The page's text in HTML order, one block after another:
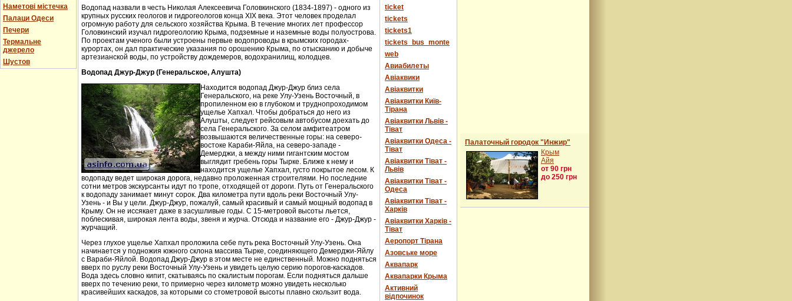
Наметові містечка
Палаци Одеси
Печери
Термальне
джерело
Шустов
Водопад назвали в честь Николая Алексеевича Головкинского (1834-1897) - одного из
крупных русских геологов и гидрогеологов конца XIX века. Этот человек проделал
огромную работу для сельского хозяйства Крыма. В течение многих лет профессор
Головкинский изучал гидрогеологию Крыма, подземные и наземные воды полуострова.
По проектам ученого были устроены первые водопроводы в крымских городах-
курортах, он дал практические указания по орошению Крыма, по отысканию и добыче
артезианской воды, по устройству дождемеров, водохранилищ, колодцев.
Водопад Джур-Джур (Генеральское, Алушта)
Находится водопад Джур-Джур близ села
Генеральского, на реке Улу-Узень Восточный, в
пропиленном ею в глубоком и труднопроходимом
ущелье Хапхал. Чтобы добраться до него из
Алушты, следует рейсовым автобусом доехать до
села Генеральского. За селом амфитеатром
возвышаются величественные горы: на северо-
востоке Караби-Яйла, на северо-западе -
Демерджи, а между ними гигантским мостом
выглядит гребень горы Тырке. Ближе к нему и
находится ущелье Хапхал, густо покрытое лесом. К
водопаду ведет широкая дорога, недавно проложенная строителями. Но последние
сотни метров экскурсанты идут по тропе, отходящей от дороги. Путь от Генеральского
к водопаду занимает минут сорок. Два километра пути вдоль реки Восточный Улу-
Узень - и Вы у цели. Джур-Джур, пожалуй, самый красивый и самый мощный водопад в
Крыму. Он не иссякает даже в засушливые годы. С 15-метровой высоты льется,
поблескивая, широкая лента воды, звеня и журча. Отсюда и название его - Джур-Джур -
журчащий.
Через глухое ущелье Хапхал проложила себе путь река Восточный Улу-Узень. Она
начинается у подножия южного склона массива Тырке, соединяющего Демерджи-Яйлу
с Вараби-Яйлой. Водопад Джур-Джур в этом месте не единственный. Можно подняться
вверх по руслу реки Восточный Улу-Узень и увидеть целую серию порогов-каскадов.
Вода здесь словно кипит, скатываясь по скалистым порогам. Если подняться дальше
вверх по течению реки, то примерно через километр можно увидеть несколько
красивейших каскадов, за которыми со стометровой высоты плавно скользит вода.
ticket
tickets
tickets1
tickets_bus_monte
web
Авиабилеты
Авіаквики
Авіаквитки
Авіаквитки Київ-
Тірана
Авіаквитки Львів -
Тіват
Авіаквитки Одеса -
Тіват
Авіаквитки Тіват -
Львів
Авіаквитки Тіват -
Одеса
Авіаквитки Тіват -
Харків
Авіаквитки Харків -
Тіват
Аеропорт Тірана
Азовське море
Аквапарк
Аквапарки Крыма
Активний
відпочинок
Палаточный городок "Инжир"
Крым
Айя
от 90 грн
до 250 грн